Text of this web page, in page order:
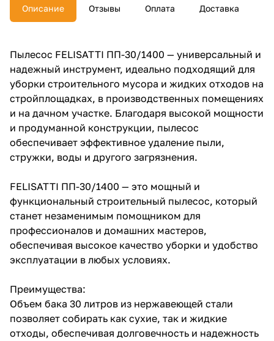
Описание Отзывы Оплата Доставка
Пылесос FELISATTI ПП-30/1400 — универсальный и
надежный инструмент, идеально подходящий для
уборки строительного мусора и жидких отходов на
стройплощадках, в производственных помещениях
и на дачном участке. Благодаря высокой мощности
и продуманной конструкции, пылесос
обеспечивает эффективное удаление пыли,
стружки, воды и другого загрязнения.
FELISATTI ПП-30/1400 — это мощный и
функциональный строительный пылесос, который
станет незаменимым помощником для
профессионалов и домашних мастеров,
обеспечивая высокое качество уборки и удобство
эксплуатации в любых условиях.
Преимущества:
Объем бака 30 литров из нержавеющей стали
позволяет собирать как сухие, так и жидкие
отходы, обеспечивая долговечность и надежность
недели
раз в 2 недели
plait.ru